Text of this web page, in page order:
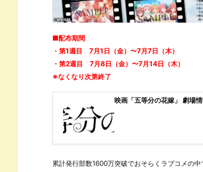
■配布期間
・第1週目 7月1日（金）〜7月7日（木）
・第2週目 7月8日（金）〜7月14日（木）
※なくなり次第終了
映画「五等分の花嫁」 劇場
累計発行部数1600万突破でおそらくラブコメの